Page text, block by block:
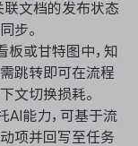
文档的发布状态
步。
板或甘特图中，知
跳转即可在流程
文切换损耗。
AI能力，可基于流
项并回写至任务